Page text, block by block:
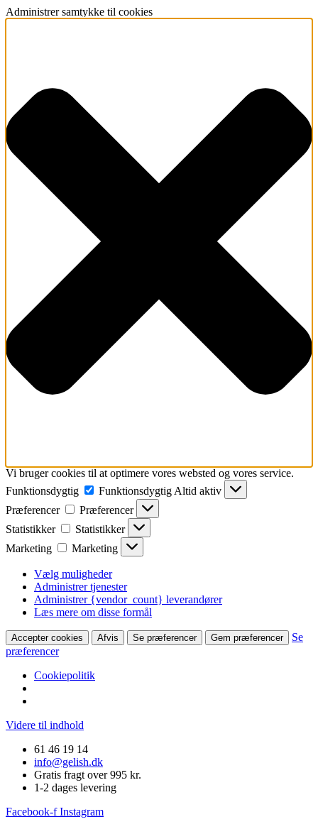
Administrer samtykke til cookies
Vi bruger cookies til at optimere vores websted og vores service.
Funktionsdygtig
Funktionsdygtig Altid aktiv
Præferencer
Præferencer
Statistikker
Statistikker
Marketing
Marketing
Vælg muligheder
Administrer tjenester
Administrer {vendor_count} leverandører
Læs mere om disse formål
Accepter cookies Afvis Se præferencer Gem præferencer
Se
præferencer
Cookiepolitik
Videre til indhold
61 46 19 14
info@gelish.dk
Gratis fragt over 995 kr.
1-2 dages levering
Facebook-f Instagram